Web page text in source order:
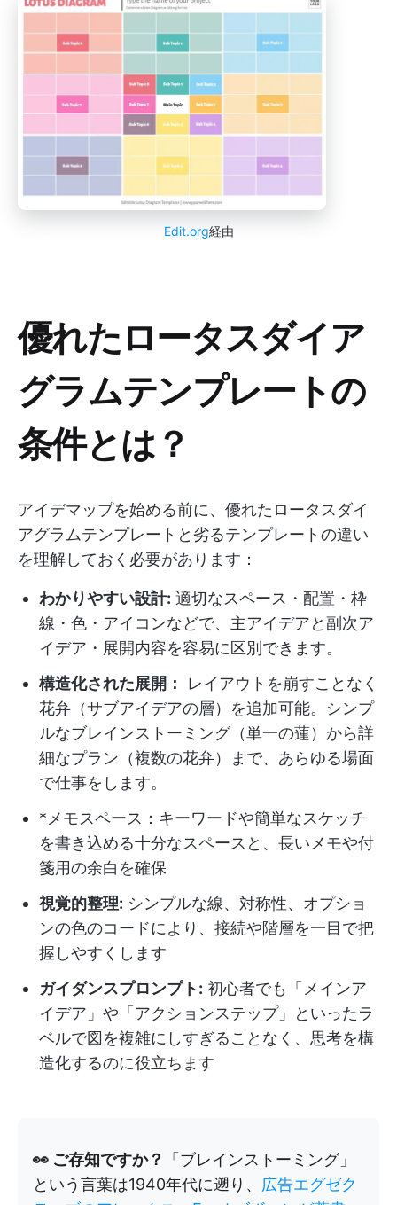
Edit.org経由
優れたロータスダイア
グラムテンプレートの
条件とは？
アイデマップを始める前に、優れたロータスダイ
アグラムテンプレートと劣るテンプレートの違い
を理解しておく必要があります：
わかりやすい設計: 適切なスペース・配置・枠
線・色・アイコンなどで、主アイデアと副次ア
イデア・展開内容を容易に区別できます。
構造化された展開：
レイアウトを崩すことなく
花弁（サブアイデアの層）を追加可能。シンプ
ルなブレインストーミング（単一の蓮）から詳
細なプラン（複数の花弁）まで、あらゆる場面
で仕事をします。
*メモスペース：キーワードや簡単なスケッチ
を書き込める十分なスペースと、長いメモや付
箋用の余白を確保
視覚的整理: シンプルな線、対称性、オプショ
ンの色のコードにより、接続や階層を一目で把
握しやすくします
ガイダンスプロンプト: 初心者でも「メインア
イデア」や「アクションステップ」といったラ
ベルで図を複雑にしすぎることなく、思考を構
造化するのに役立ちます
👀 ご存知ですか？
「ブレインストーミング」
という言葉は1940年代に遡り、 広告エグゼク